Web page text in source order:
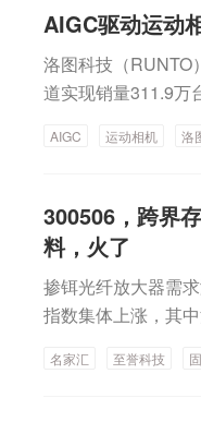
为盈奥康国际：上
航天智装：上半年
万元 同比下降
上半年净利润3.22
份：上半年净利同
肯能源：上半年亏
元晶华微：上半年
元 环比下降6.18%
7月销售商品肥猪
天域生物：7月销
决定没收公茂江违
市公司筹划发行股
信息形成于2024年
信息知情人系朋友
日至2025年5月14
领域内幕交易专项
券时报）
AIGC驱动运动
洛图科技（RUNTO
道实现销量311.9万
市场份额越来越向
压缩。业内人士认
动，正推动下游品
市公司打开新的业
销量占比达74%，
角运动相机Action
360销量、销额占
AIGC 运动相机 洛
300506，跨界
料，火了
掺铒光纤放大器需
指数集体上涨，其
股价大幅震荡，早
名家汇 至誉科技